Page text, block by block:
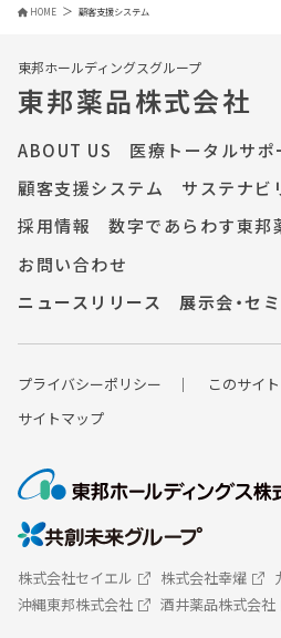
HOME 顧客支援システム
東邦ホールディングスグループ
東邦薬品株式会社
ABOUT US 医療トータルサポ
顧客支援システム
サステナビ
採用情報
数字であらわす東邦
お問い合わせ
ニュースリリース
展示会・セ
プライバシーポ リシー
このサイ
サイトマップ
株式会社セイエル 株式会社幸燿
沖縄東邦株式会社
酒井薬品株式会社